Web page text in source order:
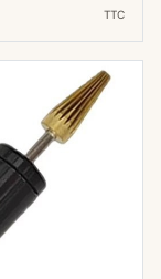
de manière
du cuir.
cruciale
des
de
TTC